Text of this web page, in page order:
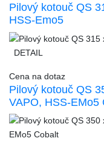
Pilový kotouč QS
HSS-Emo5
DETAIL
Cena na dotaz
Pilový kotouč QS
VAPO, HSS-EMo5